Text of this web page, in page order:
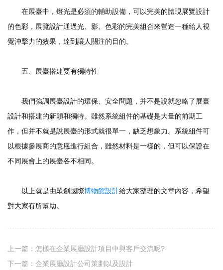
在展臺中，燈光是必須的輔助設備，可以完美的體現展覽設計
的色彩，展覽設計通過光、影、色彩的完美組合來營造一種給人視
覺沖擊力的效果，達到讓人關注的目的。
五、展臺搭建要有獨特性
我們強調展臺設計的環保、安全問題，并不是說就忽略了展臺
設計和搭建的新穎和獨特。雖然系統組件的基礎是大量的前期工
作，但并不就是說展臺的形式就很單一，缺乏想象力。系統組件可
以根據參展商的意愿進行組合，雖然材料是一樣的，但可以保證在
不同展會上的展臺各不相同。
以上就是由眾創國際博物館設計給大家整理的文章內容，希望
對大家有所幫助。
上一篇： 怎樣在企業展廳設計項目中與客戶交流呢?
下一篇： 企業展廳設計公司策劃以及設計